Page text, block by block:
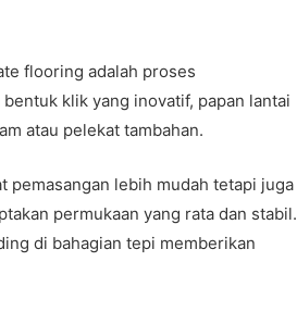
flooring adalah proses
klik yang inovatif, papan lantai
atau pelekat tambahan.
pemasangan lebih mudah tetapi juga
permukaan yang rata dan stabil.
di bahagian tepi memberikan